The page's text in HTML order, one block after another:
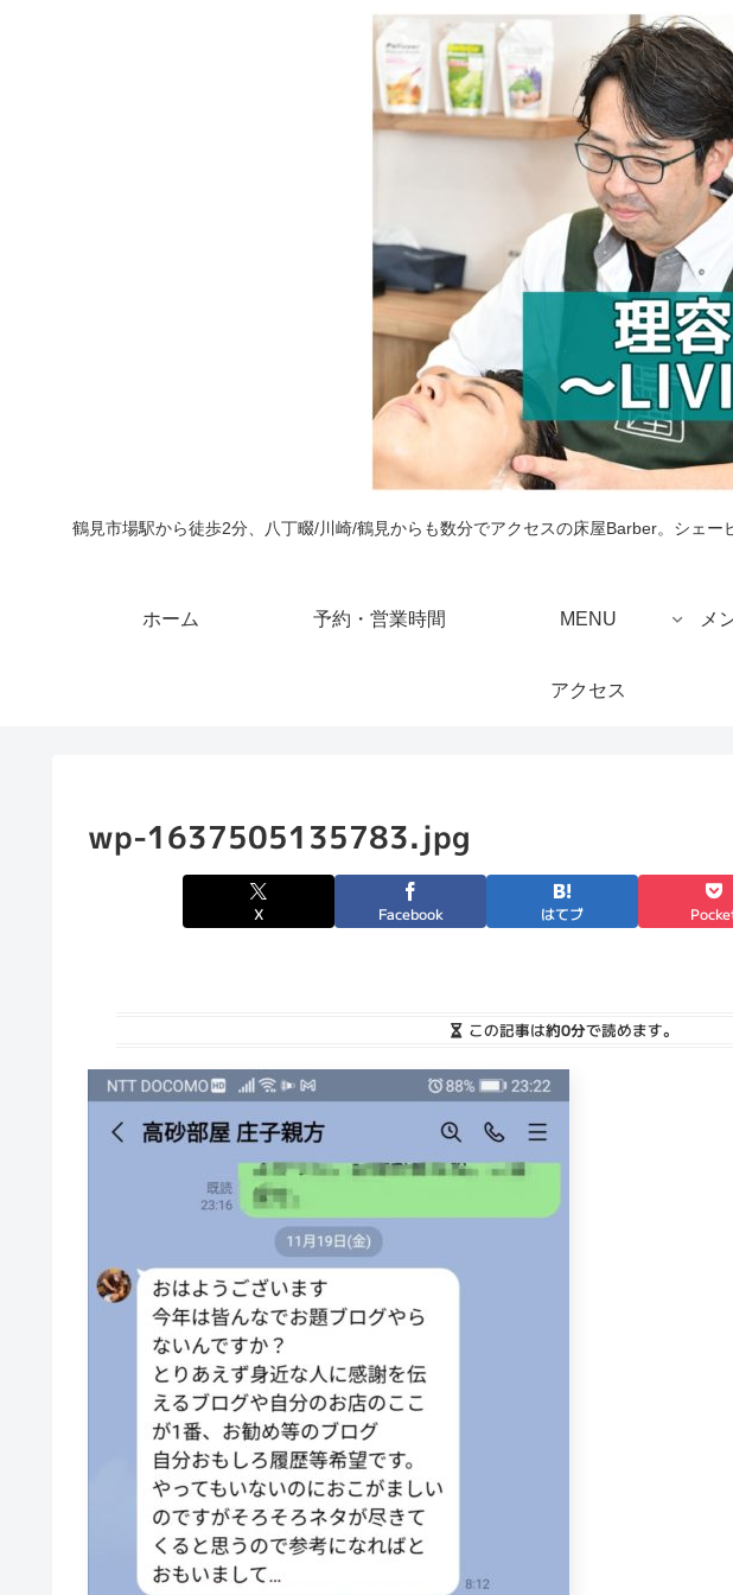
鶴見市場駅から徒歩2分、八丁畷/川崎/鶴見からも数分でアクセスの床屋Barber。シェ
ホーム 予約・営業時間 MENU メ
アクセス
wp-1637505135783.jpg
X Facebook はてブ
この記事は約0分で読めます。